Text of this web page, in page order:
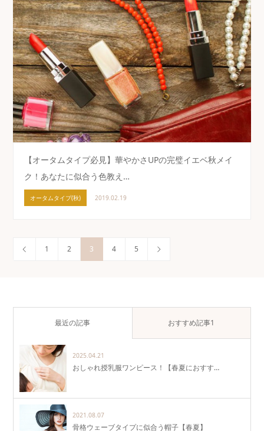
【オータムタイプ必見】華やかさUPの完璧イエベ秋メイ
ク！あなたに似合う色教え…
オータムタイプ(秋) 2019.02.19
1 2 3 4 5
最近の記事 おすすめ記事1
2025.04.21
おしゃれ授乳服ワンピース！【春夏におすす…
2021.08.07
骨格ウェーブタイプに似合う帽子【春夏】